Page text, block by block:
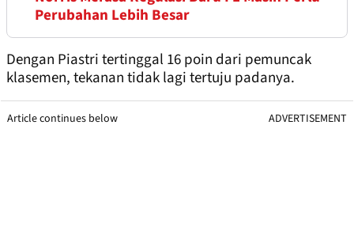
Perubahan Lebih Besar
Dengan Piastri tertinggal 16 poin dari pemuncak
klasemen, tekanan tidak lagi tertuju padanya.
Article continues below ADVERTISEMENT